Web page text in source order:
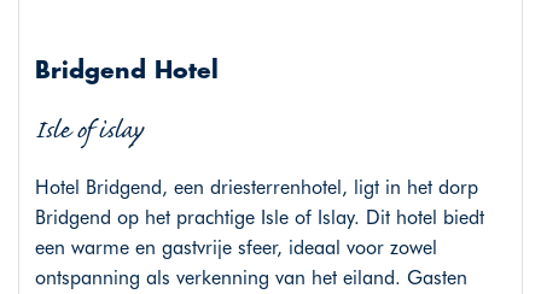
Bridgend Hotel
Isle of islay
Hotel Bridgend, een driesterrenhotel, ligt in het dorp
Bridgend op het prachtige Isle of Islay. Dit hotel biedt
een warme en gastvrije sfeer, ideaal voor zowel
ontspanning als verkenning van het eiland. Gasten